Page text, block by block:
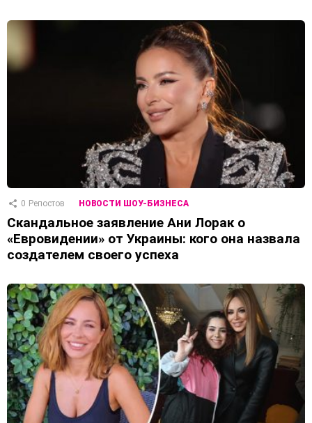
0 Репостов НОВОСТИ ШОУ-БИЗНЕСА
Скандальное заявление Ани Лорак о
«Евровидении» от Украины: кого она назвала
создателем своего успеха